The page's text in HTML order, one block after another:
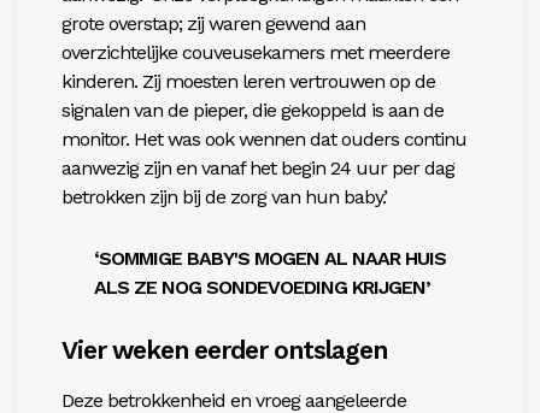
grote overstap; zij waren gewend aan
overzichtelijke couveusekamers met meerdere
kinderen. Zij moesten leren vertrouwen op de
signalen van de pieper, die gekoppeld is aan de
monitor. Het was ook wennen dat ouders continu
aanwezig zijn en vanaf het begin 24 uur per dag
betrokken zijn bij de zorg van hun baby.’
‘SOMMIGE BABY'S MOGEN AL NAAR HUIS
ALS ZE NOG SONDEVOEDING KRIJGEN’
Vier weken eerder ontslagen
Deze betrokkenheid en vroeg aangeleerde